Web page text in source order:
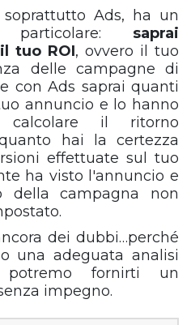
Ads, ha un
particolare: saprai
tuo ROI, ovvero il tuo
delle campagne di
con Ads saprai quanti
annuncio e lo hanno
il ritorno
hai la certezza
effettuate sul tuo
ha visto l'annuncio e
della campagna non
dei dubbi…perché
una adeguata analisi
fornirti un
impegno.